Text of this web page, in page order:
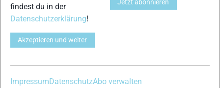
findest du in der
Datenschutzerklärung!
Akzeptieren und weiter
Jetzt abonnieren
ImpressumDatenschutzAbo verwalten